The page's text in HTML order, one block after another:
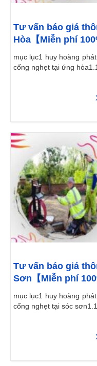
Tư vấn báo giá
Hòa【Miễn phí
mục lục1 huy hoàng
cống nghẹt tại ứng
Tư vấn báo giá
Sơn【Miễn phí
mục lục1 huy hoàng
cống nghẹt tại sóc